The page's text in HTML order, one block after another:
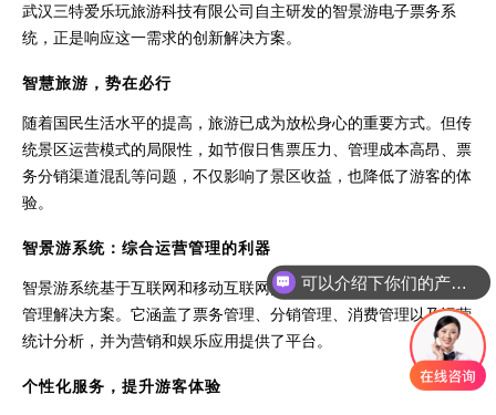
武汉三特爱乐玩旅游科技有限公司自主研发的智景游电子票务系
统，正是响应这一需求的创新解决方案。
智慧旅游，势在必行
随着国民生活水平的提高，旅游已成为放松身心的重要方式。但传
统景区运营模式的局限性，如节假日售票压力、管理成本高昂、票
务分销渠道混乱等问题，不仅影响了景区收益，也降低了游客的体
验。
智景游系统：综合运营管理的利器
智景游系统基于互联网和移动互联网技术，为景区提供全面的运营
管理解决方案。它涵盖了票务管理、分销管理、消费管理以及运营
统计分析，并为营销和娱乐应用提供了平台。
个性化服务，提升游客体验
可以介绍下你们的产品么